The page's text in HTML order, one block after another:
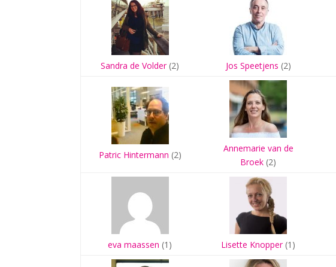
Sandra de Volder(2) Jos Speetjens (2)
Patric Hintermann (2)
Annemarie van de
Broek (2)
eva maassen (1) Lisette Knopper(1)